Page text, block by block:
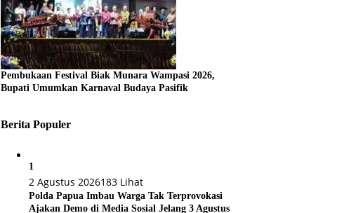
Pembukaan Festival Biak Munara Wampasi 2026,
Bupati Umumkan Karnaval Budaya Pasifik
Berita Populer
1
2 Agustus 2026183 Lihat
Polda Papua Imbau Warga Tak Terprovokasi
Ajakan Demo di Media Sosial Jelang 3 Agustus